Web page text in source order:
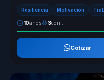
transforma...
Resiliencia Motivación
10años 3conf.
Cotizar